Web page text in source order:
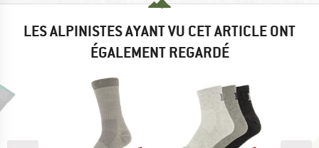
LES ALPINISTES AYANT VU CET ARTICLE ONT
ÉGALEMENT REGARDÉ